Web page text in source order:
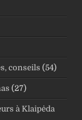
conseils (54)
(27)
à Klaipėda